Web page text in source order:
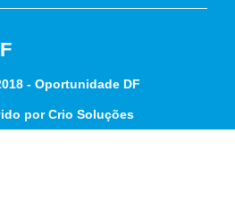
- Oportunidade DF
por Crio Soluções